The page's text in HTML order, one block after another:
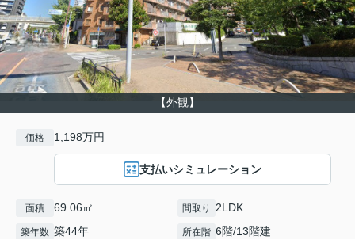
【外観】
価格 1,198万円
支払いシミュレーション
面積 69.06㎡ 間取り 2LDK
築年数 築44年 所在階 6階/13階建